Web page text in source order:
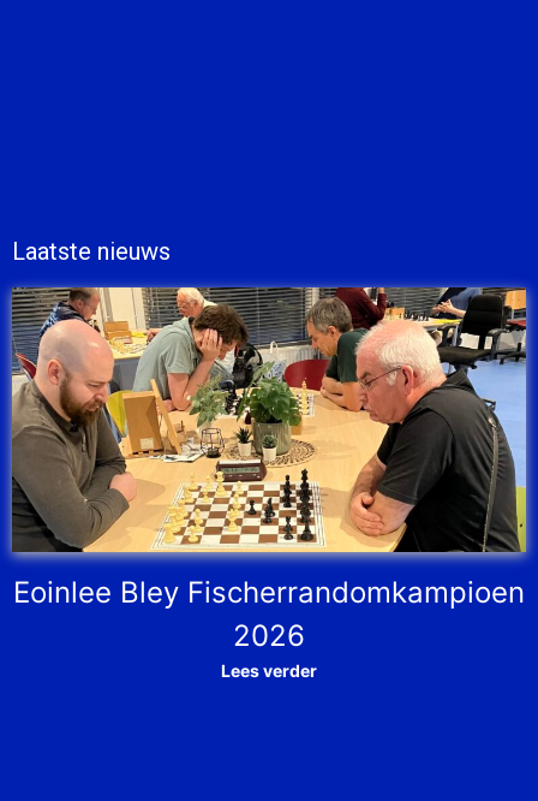
Laatste nieuws
Eoinlee Bley Fischerrandomkampioen
2026
Lees verder